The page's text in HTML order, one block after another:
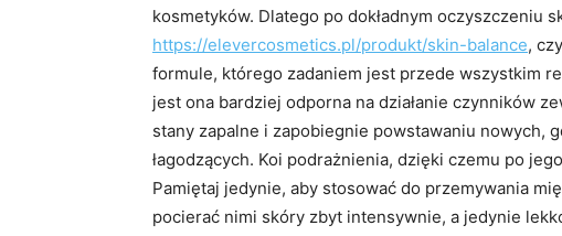
kosmetyków. Dlatego po dokładnym oczyszczeniu
https://elevercosmetics.pl/produkt/skin-balance,
formule, którego zadaniem jest przede wszystkim
jest ona bardziej odporna na działanie czynników
stany zapalne i zapobiegnie powstawaniu nowych,
łagodzących. Koi podrażnienia, dzięki czemu po
Pamiętaj jedynie, aby stosować do przemywania
pocierać nimi skóry zbyt intensywnie, a jedynie